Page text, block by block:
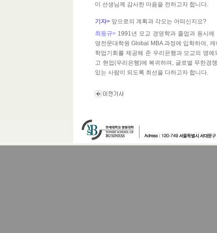
미 선생님께 감사한 마음을 전하고자 합니다.
기자> 앞으로의 계획과 각오는 어떠신지요?
최동규> 1991년 모교 경영학과 졸업과 동시
영전문대학원 Global MBA 과정에 입학하여,
학업기회를 제공해 준 우리은행과 모교의 명
고 현업(우리은행)에 복귀하여, 글로벌 무한경
있는 사람이 되도록 최선을 다하고자 합니다.